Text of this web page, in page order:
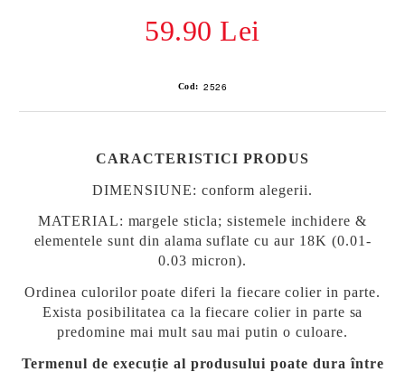
59.90 Lei
Cod: 2526
CARACTERISTICI PRODUS
DIMENSIUNE: conform alegerii.
MATERIAL: margele sticla; sistemele inchidere &
elementele sunt din alama suflate cu aur 18K (0.01-
0.03 micron).
Ordinea culorilor poate diferi la fiecare colier in parte.
Exista posibilitatea ca la fiecare colier in parte sa
predomine mai mult sau mai putin o culoare.
Termenul de execuție al produsului poate dura între